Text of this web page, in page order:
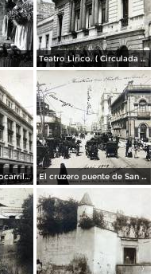
Teatro Lirico. ( Circulada el 1 de Agosto de 1926 ).
Edicicio de los ferrocarriles. El cruzero puente de San Francisco y Guardiola por el fotografo Felix Miret.